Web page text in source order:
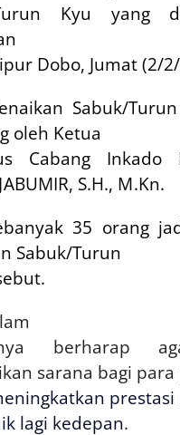
Kyu yang
Dobo, Jumat (2/
Sabuk/
oleh Ketua
Cabang Inkado
S.H., M.Kn.
35 orang
Sabuk/Turun
berharap
sarana bagi para
lagi kedepan.